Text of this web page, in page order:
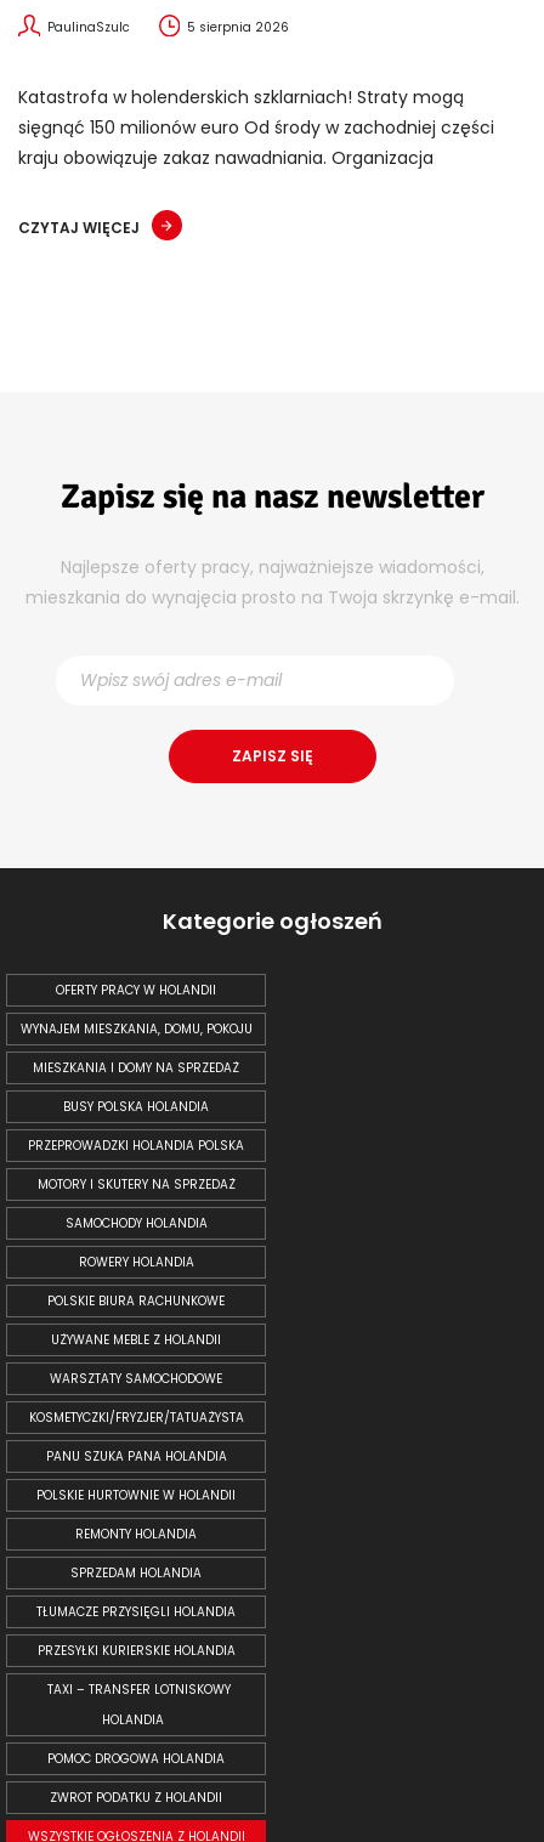
PaulinaSzulc 5 sierpnia 2026
Katastrofa w holenderskich szklarniach! Straty mogą
sięgnąć 150 milionów euro Od środy w zachodniej części
kraju obowiązuje zakaz nawadniania. Organizacja
CZYTAJ WIĘCEJ
Zapisz się na nasz newsletter
Najlepsze oferty pracy, najważniejsze wiadomości,
mieszkania do wynajęcia prosto na Twoja skrzynkę e-mail.
Kategorie ogłoszeń
OFERTY PRACY W HOLANDII
WYNAJEM MIESZKANIA, DOMU, POKOJU
MIESZKANIA I DOMY NA SPRZEDAŻ
BUSY POLSKA HOLANDIA
PRZEPROWADZKI HOLANDIA POLSKA
MOTORY I SKUTERY NA SPRZEDAŻ
SAMOCHODY HOLANDIA
ROWERY HOLANDIA
POLSKIE BIURA RACHUNKOWE
UŻYWANE MEBLE Z HOLANDII
WARSZTATY SAMOCHODOWE
KOSMETYCZKI/FRYZJER/TATUAŻYSTA
PANU SZUKA PANA HOLANDIA
POLSKIE HURTOWNIE W HOLANDII
REMONTY HOLANDIA
SPRZEDAM HOLANDIA
TŁUMACZE PRZYSIĘGLI HOLANDIA
PRZESYŁKI KURIERSKIE HOLANDIA
TAXI – TRANSFER LOTNISKOWY
HOLANDIA
POMOC DROGOWA HOLANDIA
ZWROT PODATKU Z HOLANDII
WSZYSTKIE OGŁOSZENIA Z HOLANDII